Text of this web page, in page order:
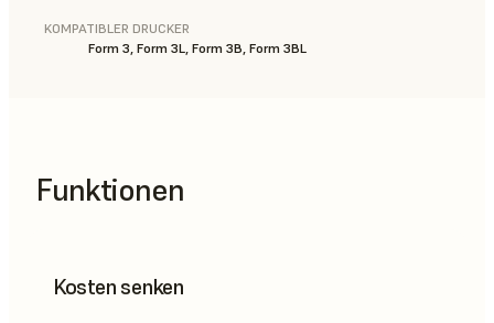
KOMPATIBLER DRUCKER
Form 3, Form 3L, Form 3B, Form 3BL
Funktionen
Kosten senken